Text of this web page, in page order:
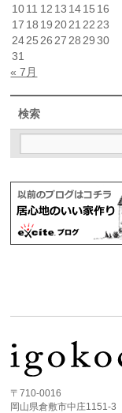
1011 12 13 1415 16
17 18 19 2021 22 23
2425 26 27 28 29 30
31
« 7月
検索
〒710-0016
岡山県倉敷市中庄1151-3